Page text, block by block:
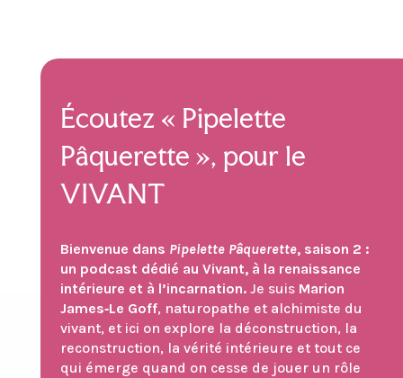
Écoutez « Pipelette
Pâquerette », pour le
VIVANT
Bienvenue dans Pipelette Pâquerette, saison 2 :
un podcast dédié au Vivant, à la renaissance
intérieure et à l’incarnation. Je suis Marion
James‑Le Goff, naturopathe et alchimiste du
vivant, et ici on explore la déconstruction, la
reconstruction, la vérité intérieure et tout ce
qui émerge quand on cesse de jouer un rôle